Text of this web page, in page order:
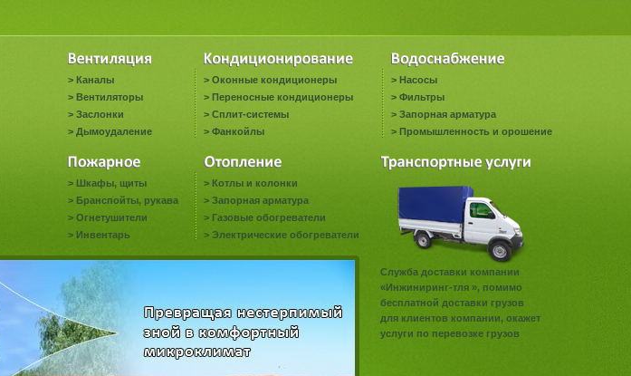
> Каналы
> Вентиляторы
> Заслонки
> Дымоудаление
> Оконные кондиционеры
> Переносные кондиционеры
> Сплит-системы
> Фанкойлы
> Насосы
> Фильтры
> Запорная арматура
> Промышленность и орошение
> Шкафы, щиты
> Бранспойты, рукава
> Огнетушители
> Инвентарь
> Котлы и колонки
> Запорная арматура
> Газовые обогреватели
> Электрические обогреватели
Служба доставки компании
«Инжиниринг-тля », помимо
бесплатной доставки грузов
для клиентов компании, окажет
услуги по перевозке грузов